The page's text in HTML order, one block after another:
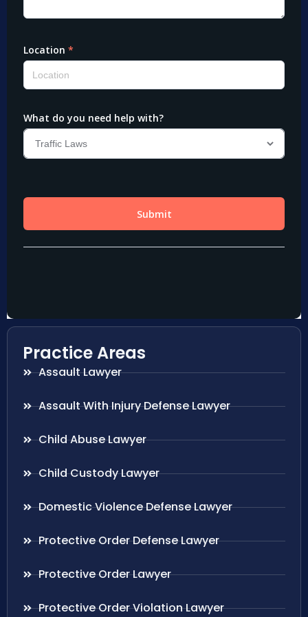
Practice Areas
Assault Lawyer
Assault With Injury Defense Lawyer
Child Abuse Lawyer
Child Custody Lawyer
Domestic Violence Defense Lawyer
Protective Order Defense Lawyer
Protective Order Lawyer
Protective Order Violation Lawyer